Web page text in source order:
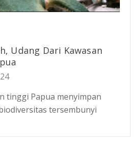
Udang Dari Kawasan
tinggi Papua menyimpan
tersembunyi